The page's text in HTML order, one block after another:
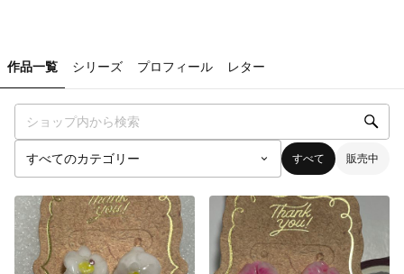
作品一覧 シリーズ プロフィール レター
すべて 販売中